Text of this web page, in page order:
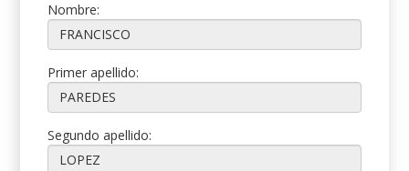
Nombre:
Primer apellido:
Segundo apellido: